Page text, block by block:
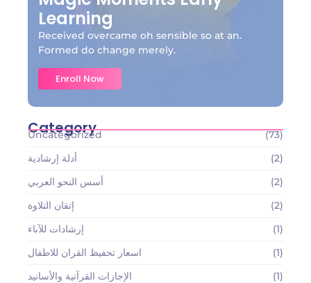
Learning
Received overcame oh sensible so at an.
Formed do change merely.
Enroll Now
Category
Uncategorized
(73)
أدلة إرشادية
(2)
أسس النحو العربي
(2)
إتقان التلاوة
(2)
إرشادات للآباء
(1)
اسعار تحفيظ القران للاطفال
(1)
الإجازات القرآنية والأسانيد
(1)